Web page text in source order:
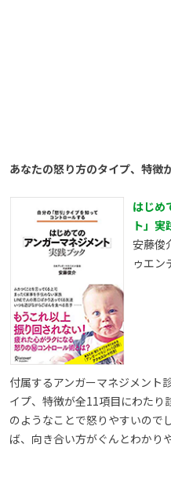
あなたの怒り方のタイプ、特徴
はじめ
ト」実
安藤俊
ゥエン
付属するアンガーマネジメント
イプ、特徴が全11項目にわたり
のようなことで怒りやすいので
ば、向き合い方がぐんとわかり